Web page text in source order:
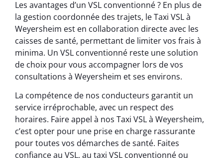
Les avantages d’un VSL conventionné ? En plus de
la gestion coordonnée des trajets, le Taxi VSL à
Weyersheim est en collaboration directe avec les
caisses de santé, permettant de limiter vos frais à
minima. Un VSL conventionné reste une solution
de choix pour vous accompagner lors de vos
consultations à Weyersheim et ses environs.
La compétence de nos conducteurs garantit un
service irréprochable, avec un respect des
horaires. Faire appel à nos Taxi VSL à Weyersheim,
c’est opter pour une prise en charge rassurante
pour toutes vos démarches de santé. Faites
confiance au VSL, au taxi VSL conventionné ou